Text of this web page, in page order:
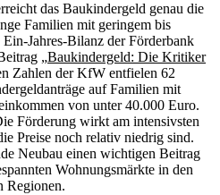
das Baukindergeld genau die
Familien mit geringem bis
Jahres-Bilanz der Förderbank
„Baukindergeld: Die Kritiker
Zahlen der KfW entfielen 62
auf Familien mit
von unter 40.000 Euro.
Förderung wirkt am intensivsten
Preise noch relativ niedrig sind.
Neubau einen wichtigen Beitrag
Wohnungsmärkte in den
Regionen.